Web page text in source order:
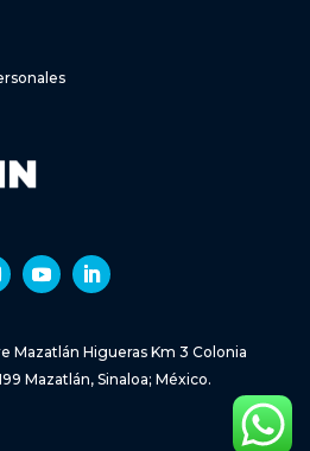
Mazatlán Higueras Km 3 Colonia
Mazatlán, Sinaloa; México.